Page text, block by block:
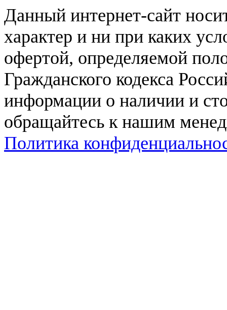
Данный интернет-сайт
характер и ни при каких
офертой, определяемой
Гражданского кодекса
информации о наличии и
обращайтесь к нашим
Политика